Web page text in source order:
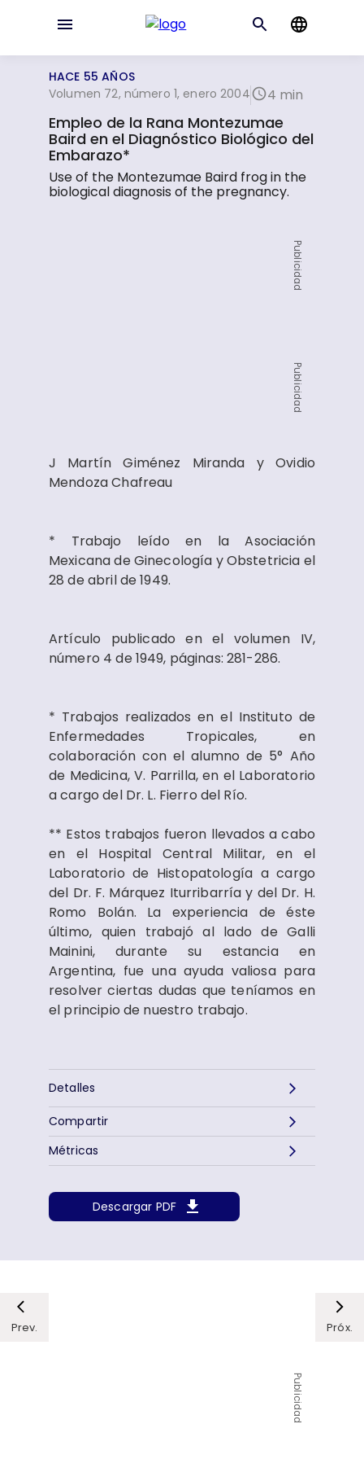
HACE 55 AÑOS
Volumen 72, número 1, enero 2004
4 min
Empleo de la Rana Montezumae
Baird en el Diagnóstico Biológico del
Embarazo*
Use of the Montezumae Baird frog in the
biological diagnosis of the pregnancy.
Publicidad
Publicidad
J Martín Giménez Miranda y Ovidio
Mendoza Chafreau
* Trabajo leído en la Asociación
Mexicana de Ginecología y Obstetricia el
28 de abril de 1949.
Artículo publicado en el volumen IV,
número 4 de 1949, páginas: 281-286.
* Trabajos realizados en el Instituto de
Enfermedades Tropicales, en
colaboración con el alumno de 5° Año
de Medicina, V. Parrilla, en el Laboratorio
a cargo del Dr. L. Fierro del Río.
** Estos trabajos fueron llevados a cabo
en el Hospital Central Militar, en el
Laboratorio de Histopatología a cargo
del Dr. F. Márquez Iturribarría y del Dr. H.
Romo Bolán. La experiencia de éste
último, quien trabajó al lado de Galli
Mainini, durante su estancia en
Argentina, fue una ayuda valiosa para
resolver ciertas dudas que teníamos en
el principio de nuestro trabajo.
Detalles
Descargar PDF
Métricas
Compartir
Prev. Próx.
Publicidad